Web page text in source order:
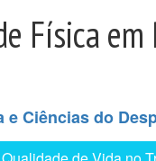
Física
Ciências do